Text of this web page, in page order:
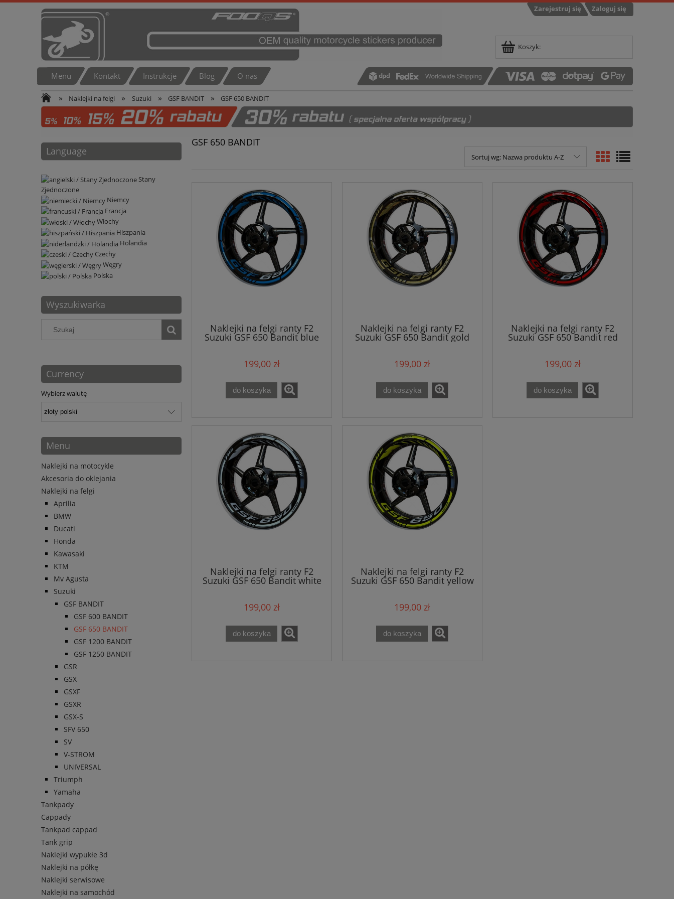
Zarejestruj się Zaloguj się
Koszyk:
Menu Kontakt Instrukcje Blog O nas
» Naklejki na felgi » Suzuki » GSF BANDIT » GSF 650 BANDIT
Language
Stany
Zjednoczone
Niemcy
Francja
Włochy
Hiszpania
Holandia
Czechy
Węgry
Polska
Wyszukiwarka
Currency
Wybierz walutę
Menu
Naklejki na motocykle
Akcesoria do oklejania
Naklejki na felgi
Aprilia
BMW
Ducati
Honda
Kawasaki
KTM
Mv Agusta
Suzuki
GSF BANDIT
GSF 600 BANDIT
GSF 650 BANDIT
GSF 1200 BANDIT
GSF 1250 BANDIT
GSR
GSX
GSXF
GSXR
GSX-S
SFV 650
SV
V-STROM
UNIVERSAL
Triumph
Yamaha
Tankpady
Cappady
Tankpad cappad
Tank grip
Naklejki wypukłe 3d
Naklejki na półkę
Naklejki serwisowe
Naklejki na samochód
GSF 650 BANDIT
Sortuj wg: Nazwa produktu A-Z
Naklejki na felgi ranty F2
Suzuki GSF 650 Bandit blue
199,00 zł
do koszyka
Naklejki na felgi ranty F2
Suzuki GSF 650 Bandit gold
199,00 zł
do koszyka
Naklejki na felgi ranty F2
Suzuki GSF 650 Bandit red
199,00 zł
do koszyka
Naklejki na felgi ranty F2
Suzuki GSF 650 Bandit white
199,00 zł
do koszyka
Naklejki na felgi ranty F2
Suzuki GSF 650 Bandit yellow
199,00 zł
do koszyka